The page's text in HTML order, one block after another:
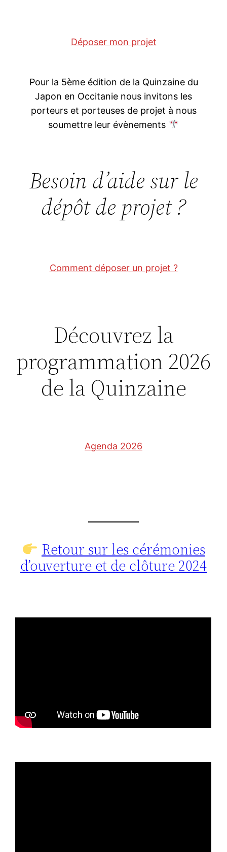
Déposer mon projet
Pour la 5ème édition de la Quinzaine du
Japon en Occitanie nous invitons les
porteurs et porteuses de projet à nous
soumettre leur évènements
Besoin d’aide sur le
dépôt de projet ?
Comment déposer un projet ?
Découvrez la
programmation 2026
de la Quinzaine
Agenda 2026
Retour sur les cérémonies
d’ouverture et de clôture 2024